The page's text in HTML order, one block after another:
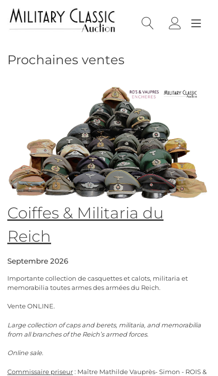
content
Prochaines ventes
Coiffes & Militaria du
Reich
Septembre 2026
Importante collection de casquettes et calots, militaria et
memorabilia toutes armes des armées du Reich.
Vente ONLINE.
Large collection of caps and berets, militaria, and memorabilia
from all branches of the Reich’s armed forces.
Online sale.
Commissaire priseur: Maître Mathilde Vauprès- Simon - ROIS &